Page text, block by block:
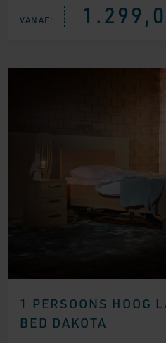
VANAF:
1 PERSOONS HOOG
BED DAKOTA